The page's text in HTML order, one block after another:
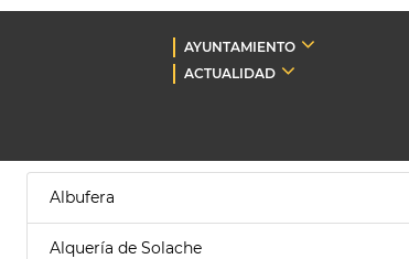
AYUNTAMIENTO
ACTUALIDAD
Albufera
Alquería de Solache